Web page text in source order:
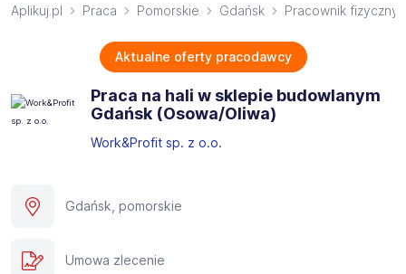
Aplikuj.pl Praca Pomorskie Gdańsk Pracownik fizyczny
Aktualne oferty pracodawcy
Praca na hali w sklepie budowlanym
Gdańsk (Osowa/Oliwa)
Work&Profit sp. z o.o.
Gdańsk, pomorskie
Umowa zlecenie